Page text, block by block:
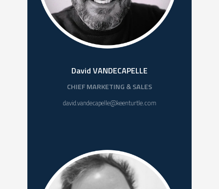
David VANDECAPELLE
CHIEF MARKETING & SALES
david.vandecapelle@keenturtle.com